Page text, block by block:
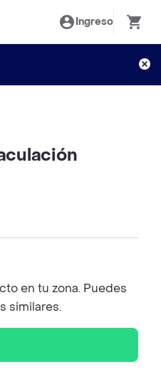
Ingreso
en tu zona. Puedes
similares.